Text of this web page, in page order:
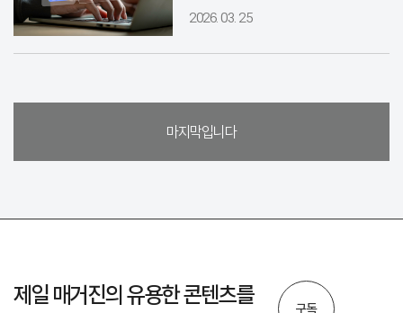
2026. 03. 25
마지막입니다
제일 매거진의 유용한 콘텐츠를
구독